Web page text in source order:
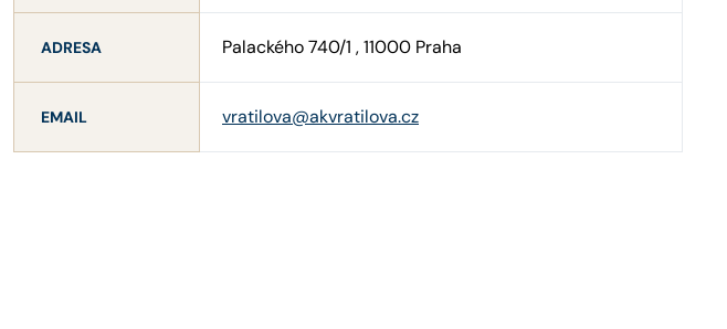
ADRESA Palackého 740/1 , 11000 Praha
EMAIL vratilova@akvratilova.cz